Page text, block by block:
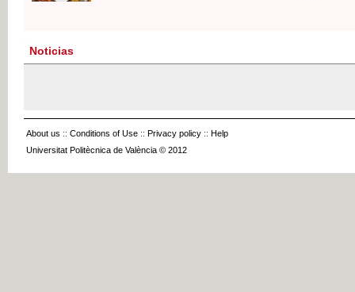
Noticias
About us :: Conditions of Use :: Privacy policy :: Help
Universitat Politècnica de València © 2012